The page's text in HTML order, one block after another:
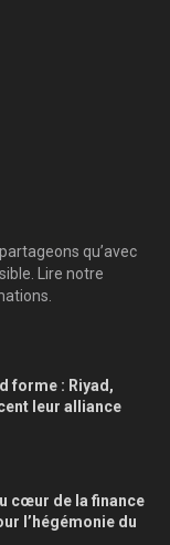
qu’avec
Lire notre
forme : Riyad,
leur alliance
cœur de la finance
l’hégémonie du